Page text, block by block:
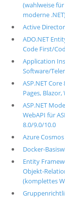
(wahlweise
moderne
Active
ADO.NET
Code First/
Application
Software/
ASP.NET
Pages, Blazor,
ASP.NET
WebAPI für
8.0/9.0/10.0
Azure Cosmos
Docker-
Entity
Objekt-
(komplettes